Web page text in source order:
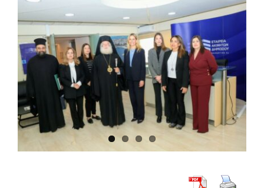
MEDIA
ΕΝΗΜΕΡΩΣΗ
ΣΥΝΔΕΣΕΙΣ
Προβολή
μεγαλύτερης
εικόνας